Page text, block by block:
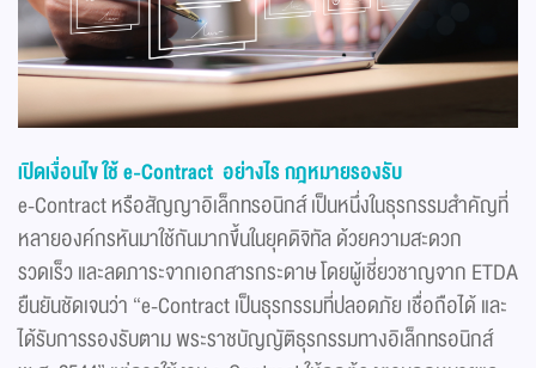
เปิดเงื่อนไข ใช้ e-Contract อย่างไร กฎหมายรองรับ
e-Contract หรือสัญญาอิเล็กทรอนิกส์ เป็นหนึ่งในธุรกรรมสำคัญที่
หลายองค์กรหันมาใช้กันมากขึ้นในยุคดิจิทัล ด้วยความสะดวก
รวดเร็ว และลดภาระจากเอกสารกระดาษ โดยผู้เชี่ยวชาญจาก ETDA
ยืนยันชัดเจนว่า “e-Contract เป็นธุรกรรมที่ปลอดภัย เชื่อถือได้ และ
ได้รับการรองรับตาม พระราชบัญญัติธุรกรรมทางอิเล็กทรอนิกส์